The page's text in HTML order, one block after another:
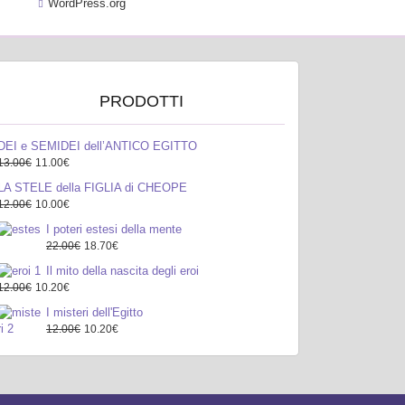
WordPress.org
PRODOTTI
e SEMIDEI dell’ANTICO EGITTO
11.00€
STELE della FIGLIA di CHEOPE
10.00€
I poteri estesi della mente
22.00€ 18.70€
Il mito della nascita degli eroi
10.20€
I misteri dell'Egitto
12.00€ 10.20€